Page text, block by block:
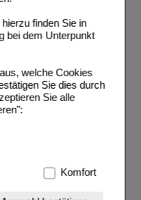
finden Sie in
bei dem Unterpunkt
welche Cookies
Sie dies durch
Sie alle
handelt es sich um
Warenkorb,
Komfort